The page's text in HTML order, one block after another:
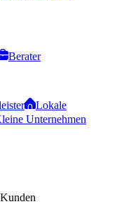
Berater
Lokale
Unternehmen